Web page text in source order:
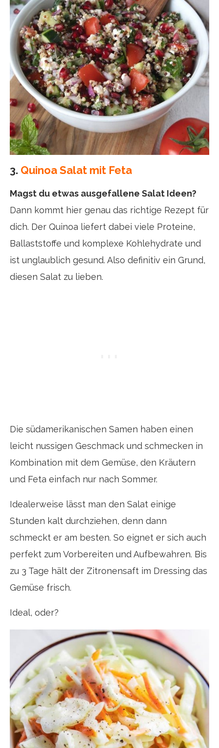
3. Quinoa Salat mit Feta
Magst du etwas ausgefallene Salat Ideen?
Dann kommt hier genau das richtige Rezept für
dich. Der Quinoa liefert dabei viele Proteine,
Ballaststoffe und komplexe Kohlehydrate und
ist unglaublich gesund. Also definitiv ein Grund,
diesen Salat zu lieben.
Die südamerikanischen Samen haben einen
leicht nussigen Geschmack und schmecken in
Kombination mit dem Gemüse, den Kräutern
und Feta einfach nur nach Sommer.
Idealerweise lässt man den Salat einige
Stunden kalt durchziehen, denn dann
schmeckt er am besten. So eignet er sich auch
perfekt zum Vorbereiten und Aufbewahren. Bis
zu 3 Tage hält der Zitronensaft im Dressing das
Gemüse frisch.
Ideal, oder?